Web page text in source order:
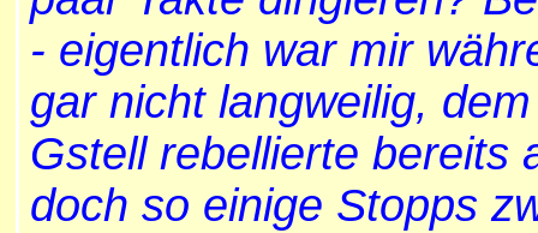
- eigentlich war mir
gar nicht langweilig,
Gstell rebellierte bereits
doch so einige Stopps